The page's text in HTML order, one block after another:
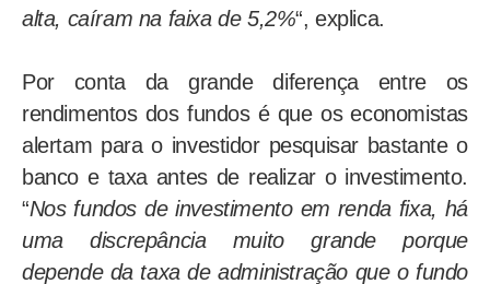
alta, caíram na faixa de 5,2%“, explica.
Por conta da grande diferença entre os
rendimentos dos fundos é que os economistas
alertam para o investidor pesquisar bastante o
banco e taxa antes de realizar o investimento.
“Nos fundos de investimento em renda fixa, há
uma discrepância muito grande porque
depende da taxa de administração que o fundo